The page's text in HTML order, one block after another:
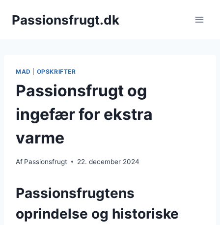
Passionsfrugt.dk
MAD OPSKRIFTER
Passionsfrugt og
ingefær for ekstra
varme
Af Passionsfrugt 22. december 2024
Passionsfrugtens
oprindelse og historiske